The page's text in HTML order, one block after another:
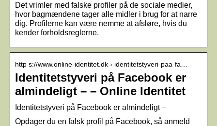
Det vrimler med falske profiler på de sociale medier,
hvor bagmændene tager alle midler i brug for at narre
dig. Profilerne kan være nemme at afsløre, hvis du
kender forholdsreglerne.
http s://www.online-identitet.dk › identitetstyveri-paa-fa…
Identitetstyveri på Facebook er
almindeligt – – Online Identitet
Identitetstyveri på Facebook er almindeligt –
Opdager du en falsk profil på Facebook, så anmeld